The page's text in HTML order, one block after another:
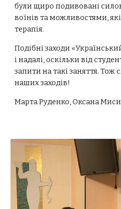
були щиро подивовані
воїнів та можливостями,
терапія.
Подібні заходи
і надалі, оскільки від
запити на такі заняття. Тож
наших заходів!
Марта Руденко, Оксана